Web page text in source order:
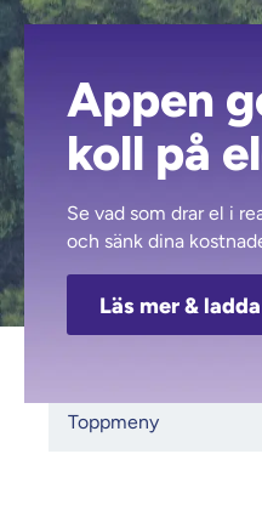
Toppmeny
Appen
koll på
Se vad som drar el i
och sänk dina
Läs mer &